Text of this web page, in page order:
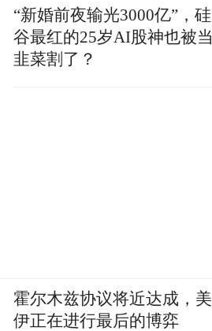
“新婚前夜输光3000亿”，硅
谷最红的25岁AI股神也被当
韭菜割了？
霍尔木兹协议将近达成，美
伊正在进行最后的博弈